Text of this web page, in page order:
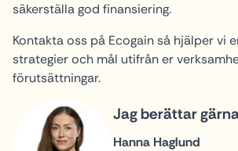
säkerställa god finansiering.
Kontakta oss på Ecogain så hjälper vi
strategier och mål utifrån er
förutsättningar.
Jag berättar
Hanna Haglund